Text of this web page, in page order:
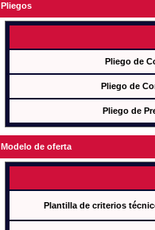
Pliegos
Pliego de
Pliego de
Pliego de
Modelo de oferta
Plantilla de criterios